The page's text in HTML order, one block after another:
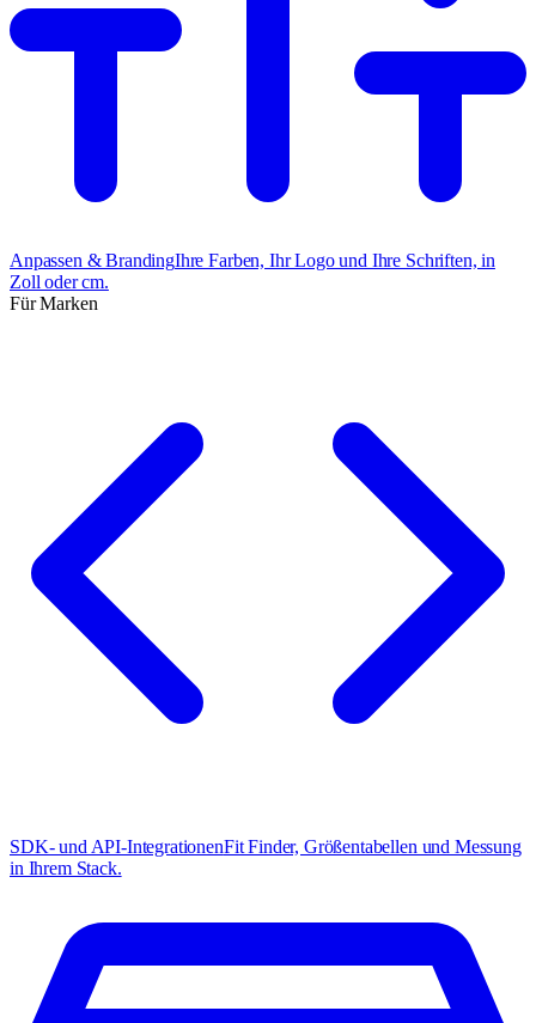
Anpassen & BrandingIhre Farben, Ihr Logo und Ihre Schriften, in
Zoll oder cm.
Für Marken
SDK- und API-IntegrationenFit Finder, Größentabellen und Messung
in Ihrem Stack.